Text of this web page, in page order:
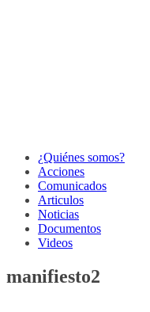
¿Quiénes somos?
Acciones
Comunicados
Articulos
Noticias
Documentos
Videos
manifiesto2